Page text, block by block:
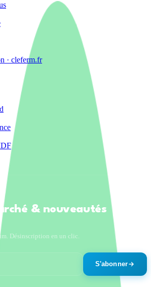
· cleferm.fr
& nouveautés
Désinscription en un clic.
S'abonner